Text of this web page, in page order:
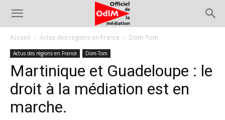
Accueil Actus des régions en France Dom-Tom
Actus des régions en France Dom-Tom
Martinique et Guadeloupe : le
droit à la médiation est en
marche.